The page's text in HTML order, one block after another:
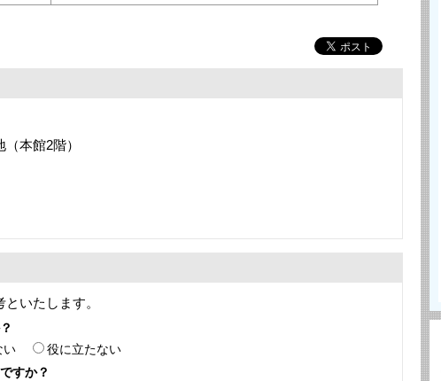
本館2階）
いたします。
い
役に立たない
すか？